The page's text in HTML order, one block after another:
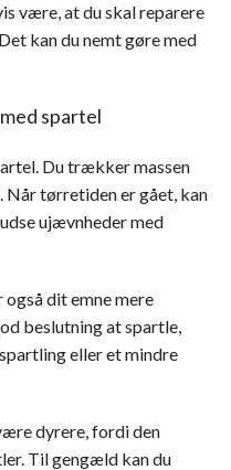
være, at du skal reparere
kan du nemt gøre med
spartel
Du trækker massen
tørretiden er gået, kan
ujævnheder med
dit emne mere
beslutning at spartle,
eller et mindre
dyrere, fordi den
Til gengæld kan du